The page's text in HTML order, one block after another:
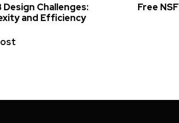
Challenges:
and Efficiency
Free